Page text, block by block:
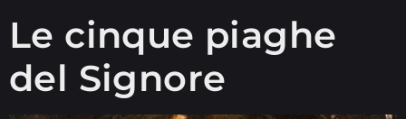
Le cinque piaghe
del Signore